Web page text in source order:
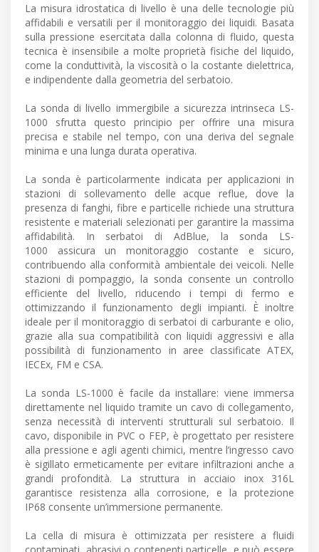
La misura idrostatica di livello è una delle tecnologie più
affidabili e versatili per il monitoraggio dei liquidi. Basata
sulla pressione esercitata dalla colonna di fluido, questa
tecnica è insensibile a molte proprietà fisiche del liquido,
come la conduttività, la viscosità o la costante dielettrica,
e indipendente dalla geometria del serbatoio.
La sonda di livello immergibile a sicurezza intrinseca LS-
1000 sfrutta questo principio per offrire una misura
precisa e stabile nel tempo, con una deriva del segnale
minima e una lunga durata operativa.
La sonda è particolarmente indicata per applicazioni in
stazioni di sollevamento delle acque reflue, dove la
presenza di fanghi, fibre e particelle richiede una struttura
resistente e materiali selezionati per garantire la massima
affidabilità. In serbatoi di AdBlue, la sonda LS-
1000 assicura un monitoraggio costante e sicuro,
contribuendo alla conformità ambientale dei veicoli. Nelle
stazioni di pompaggio, la sonda consente un controllo
efficiente del livello, riducendo i tempi di fermo e
ottimizzando il funzionamento degli impianti. È inoltre
ideale per il monitoraggio di serbatoi di carburante e olio,
grazie alla sua compatibilità con liquidi aggressivi e alla
possibilità di funzionamento in aree classificate ATEX,
IECEx, FM e CSA.
La sonda LS-1000 è facile da installare: viene immersa
direttamente nel liquido tramite un cavo di collegamento,
senza necessità di interventi strutturali sul serbatoio. Il
cavo, disponibile in PVC o FEP, è progettato per resistere
alla pressione e agli agenti chimici, mentre l’ingresso cavo
è sigillato ermeticamente per evitare infiltrazioni anche a
grandi profondità. La struttura in acciaio inox 316L
garantisce resistenza alla corrosione, e la protezione
IP68 consente un’immersione permanente.
La cella di misura è ottimizzata per resistere a fluidi